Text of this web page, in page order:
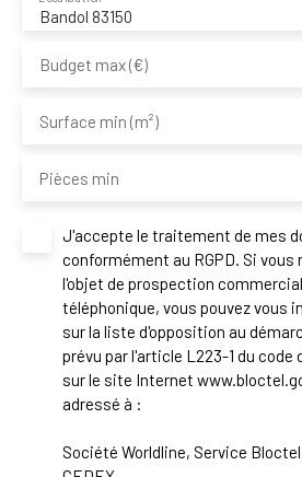
Bandol 83150
Budget max (€)
Surface min (m²)
Pièces min
J'accepte le traitement de mes
conformément au RGPD. Si
l'objet de prospection
téléphonique, vous pouvez vous
sur la liste d'opposition au
prévu par l'article L223-1 du
sur le site Internet
adressé à :
Société Worldline, Service Bloctel,